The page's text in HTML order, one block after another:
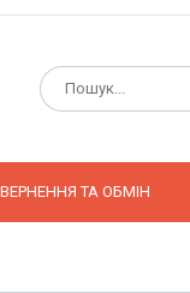
ТА ОБМІН